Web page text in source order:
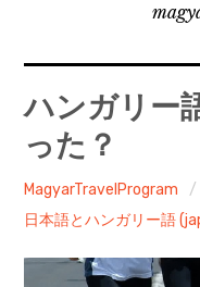
ハンガリー
った？
MagyarTravelProgram
日本語とハンガリー語